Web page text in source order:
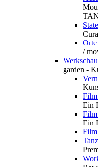
/
garden -
Film
Ein
Film
Ein
Film